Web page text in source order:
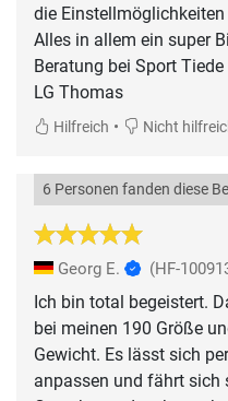
die
Alles in allem ein super
Beratung bei Sport
LG Thomas
Hilfreich • Nicht
6 Personen fanden diese
Georg E. (HF-
Ich bin total begeistert.
bei meinen 190 Größe
Gewicht. Es lässt sich
anpassen und fährt sich